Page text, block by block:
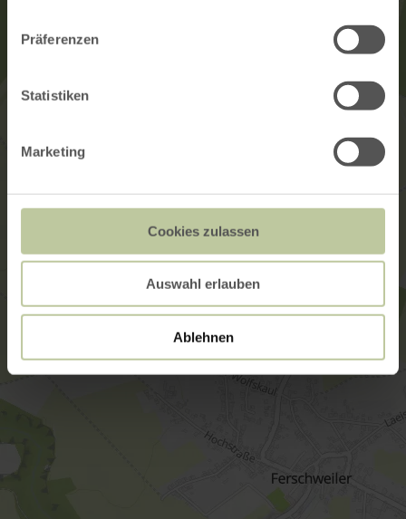
Präferenzen
Statistiken
Marketing
Cookies zulassen
Auswahl erlauben
Ablehnen